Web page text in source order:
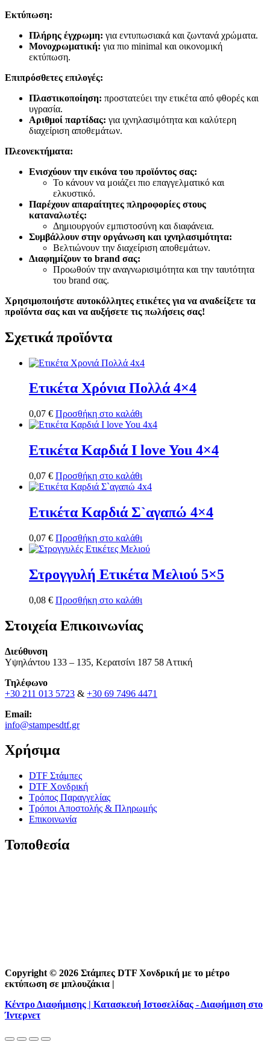
Εκτύπωση:
Πλήρης έγχρωμη: για εντυπωσιακά και ζωντανά χρώματα.
Μονοχρωματική: για πιο minimal και οικονομική
εκτύπωση.
Επιπρόσθετες επιλογές:
Πλαστικοποίηση: προστατεύει την ετικέτα από φθορές και
υγρασία.
Αριθμοί παρτίδας: για ιχνηλασιμότητα και καλύτερη
διαχείριση αποθεμάτων.
Πλεονεκτήματα:
Ενισχύουν την εικόνα του προϊόντος σας:
Το κάνουν να μοιάζει πιο επαγγελματικό και
ελκυστικό.
Παρέχουν απαραίτητες πληροφορίες στους
καταναλωτές:
Δημιουργούν εμπιστοσύνη και διαφάνεια.
Συμβάλλουν στην οργάνωση και ιχνηλασιμότητα:
Βελτιώνουν την διαχείριση αποθεμάτων.
Διαφημίζουν το brand σας:
Προωθούν την αναγνωρισιμότητα και την ταυτότητα
του brand σας.
Χρησιμοποιήστε αυτοκόλλητες ετικέτες για να αναδείξετε τα
προϊόντα σας και να αυξήσετε τις πωλήσεις σας!
Σχετικά προϊόντα
Ετικέτα Χρόνια Πολλά 4×4
0,07 € Προσθήκη στο καλάθι
Ετικέτα Καρδιά I love You 4×4
0,07 € Προσθήκη στο καλάθι
Ετικέτα Καρδιά Σ`αγαπώ 4×4
0,07 € Προσθήκη στο καλάθι
Στρογγυλή Ετικέτα Μελιού 5×5
0,08 € Προσθήκη στο καλάθι
Στοιχεία Επικοινωνίας
Διεύθυνση
Υψηλάντου 133 – 135, Κερατσίνι 187 58 Αττική
Τηλέφωνο
+30 211 013 5723 & +30 69 7496 4471
Email:
info@stampesdtf.gr
Χρήσιμα
DTF Στάμπες
DTF Χονδρική
Τρόπος Παραγγελίας
Τρόποι Αποστολής & Πληρωμής
Επικοινωνία
Τοποθεσία
Copyright © 2026 Στάμπες DTF Χονδρική με το μέτρο
εκτύπωση σε μπλουζάκια |
Κέντρο Διαφήμισης | Κατασκευή Ιστοσελίδας - Διαφήμιση στο
Ίντερνετ